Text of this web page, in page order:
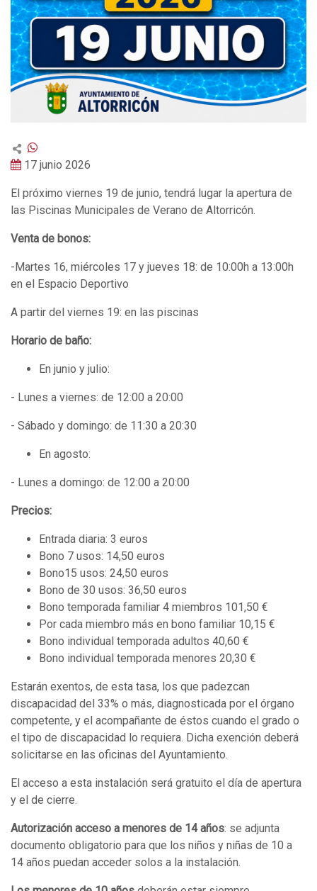
17 junio 2026
El próximo viernes 19 de junio, tendrá lugar la apertura de
las Piscinas Municipales de Verano de Altorricón.
Venta de bonos:
-Martes 16, miércoles 17 y jueves 18: de 10:00h a 13:00h
en el Espacio Deportivo
A partir del viernes 19: en las piscinas
Horario de baño:
En junio y julio:
- Lunes a viernes: de 12:00 a 20:00
- Sábado y domingo: de 11:30 a 20:30
En agosto:
- Lunes a domingo: de 12:00 a 20:00
Precios:
Entrada diaria: 3 euros
Bono 7 usos: 14,50 euros
Bono15 usos: 24,50 euros
Bono de 30 usos: 36,50 euros
Bono temporada familiar 4 miembros 101,50 €
Por cada miembro más en bono familiar 10,15 €
Bono individual temporada adultos 40,60 €
Bono individual temporada menores 20,30 €
Estarán exentos, de esta tasa, los que padezcan
discapacidad del 33% o más, diagnosticada por el órgano
competente, y el acompañante de éstos cuando el grado o
el tipo de discapacidad lo requiera. Dicha exención deberá
solicitarse en las oficinas del Ayuntamiento.
El acceso a esta instalación será gratuito el día de apertura
y el de cierre.
Autorización acceso a menores de 14 años: se adjunta
documento obligatorio para que los niños y niñas de 10 a
14 años puedan acceder solos a la instalación.